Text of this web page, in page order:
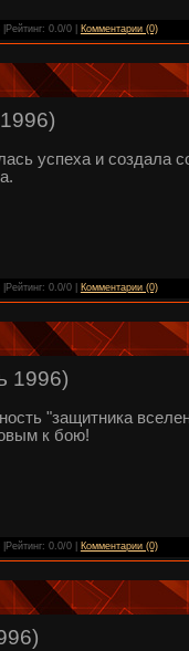
|Рейтинг: 0.0/0 | Комментарии (0)
успеха и создала
|Рейтинг: 0.0/0 | Комментарии (0)
1996)
"защитника
к бою!
|Рейтинг: 0.0/0 | Комментарии (0)